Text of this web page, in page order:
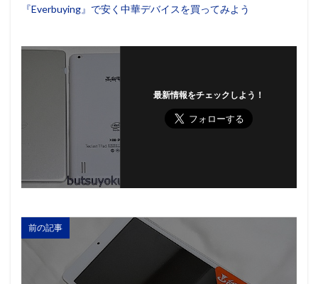
『Everbuying』で安く中華デバイスを買ってみよう
最新情報をチェックしよう！
前の記事